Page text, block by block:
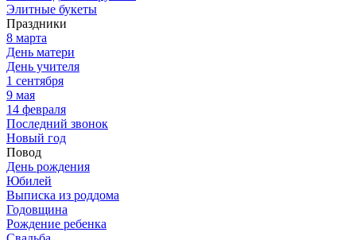
Элитные букеты
Праздники
8 марта
День матери
День учителя
1 сентября
9 мая
14 февраля
Последний звонок
Новый год
Повод
День рождения
Юбилей
Выписка из роддома
Годовщина
Рождение ребенка